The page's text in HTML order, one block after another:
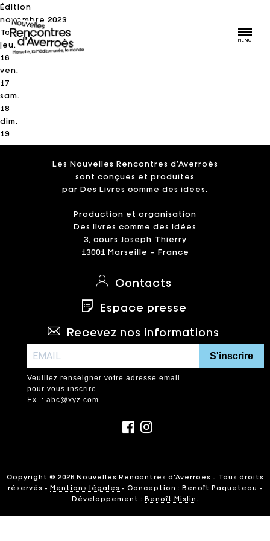
MENU
Édition
novembre 2023
Tous
jeu.
16
ven.
17
sam.
18
dim.
19
Les Nouvelles Rencontres d’Averroès
sont conçues et produites
par Des Livres comme des idées.
Production et organisation
Des livres comme des idées
3, cours Joseph Thierry
13001 Marseille – France
Contacts
Espace presse
Recevez nos informations
Veuillez renseigner votre adresse email
pour vous inscrire.
Ex. : abc@xyz.com
S'inscrire
Copyright © 2026 Nouvelles Rencontres d'Averroès - Tous droits
réservés - Mentions légales - Conception : Benoît Paqueteau -
Développement : Benoît Mislin